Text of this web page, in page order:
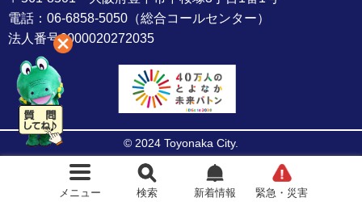
メニュー 検索 新着情報 緊急・災害
電話：06-6858-5050（総合コールセンター）
法人番号6000020272035
© 2024 Toyonaka City.